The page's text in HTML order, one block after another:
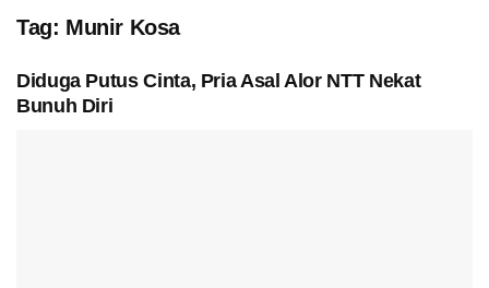
Tag: Munir Kosa
Diduga Putus Cinta, Pria Asal Alor NTT Nekat
Bunuh Diri